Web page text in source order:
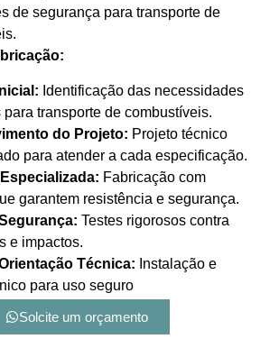
de segurança para transporte de
Identificação das necessidades
transporte de combustíveis.
do Projeto: Projeto técnico
para atender a cada especificação.
Fabricação com
garantem resistência e segurança.
Testes rigorosos contra
e impactos.
Técnica: Instalação e
para uso seguro
Solcite um orçamento